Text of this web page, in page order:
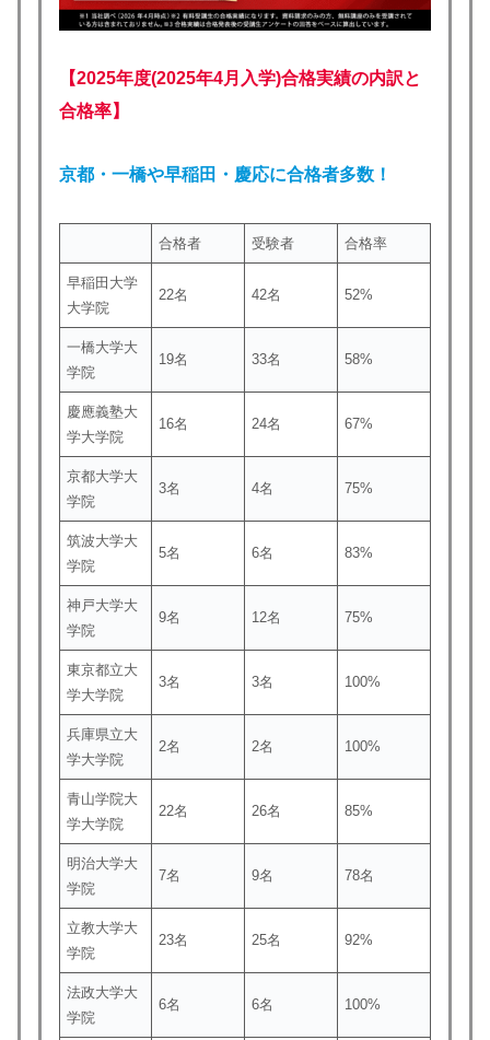
【2025年度(2025年4月入学)合格実績の内訳と
合格率】
京都・一橋や早稲田・慶応に合格者多数！
合格者 受験者 合格率
早稲田大学
大学院
22名 42名 52%
一橋大学大
学院
19名 33名 58%
慶應義塾大
学大学院
16名 24名 67%
京都大学大
学院
3名 4名 75%
筑波大学大
学院
5名 6名 83%
神戸大学大
学院
9名 12名 75%
東京都立大
学大学院
3名 3名 100%
兵庫県立大
学大学院
2名 2名 100%
青山学院大
学大学院
22名 26名 85%
明治大学大
学院
7名 9名 78名
立教大学大
学院
23名 25名 92%
法政大学大
学院
6名 6名 100%